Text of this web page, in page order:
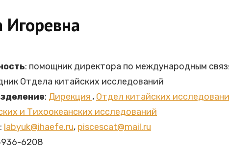
: помощник директора по международным
Отдела китайских исследований
: Дирекция , Отдел китайских
и Тихоокеанских исследований
: labyuk@ihaefe.ru, piscescat@mail.ru
6208